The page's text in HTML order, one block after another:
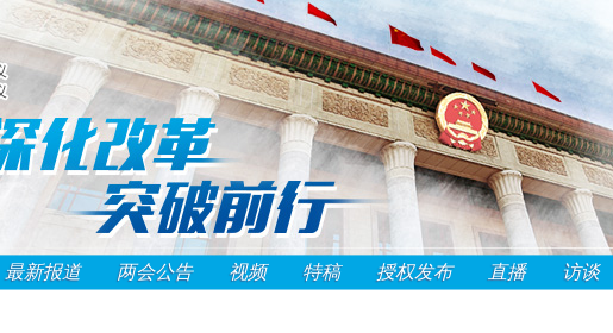
最新报道 两会公告 视频 特稿 授权发布 直播 访谈